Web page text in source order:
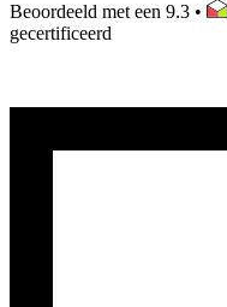
Beoordeeld met een 9.3 •
gecertificeerd